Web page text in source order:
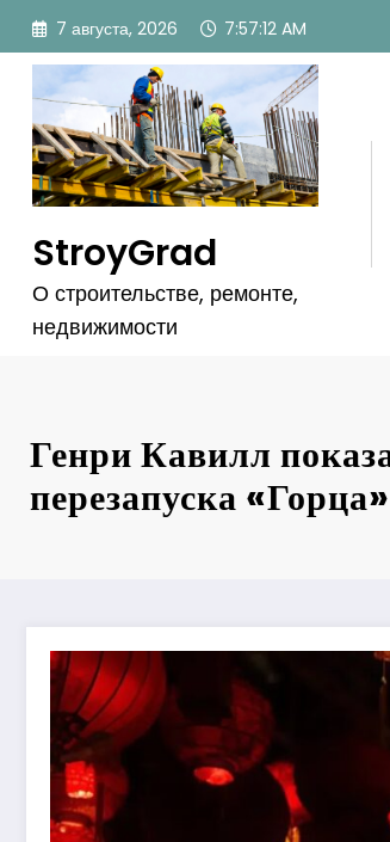
Перейти
содержимому
7 августа, 2026 7:57:15 AM
StroyGrad
О строительстве, ремонте,
недвижимости
Генри Кавилл
перезапуска